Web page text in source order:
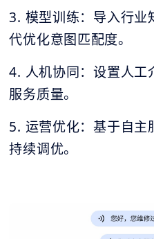
3. 模型训练：导入行业
代优化意图匹配度。
4. 人机协同：设置人工
服务质量。
5. 运营优化：基于自主
持续调优。